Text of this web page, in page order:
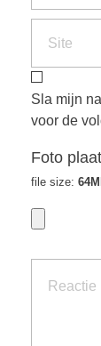
Sla mijn
voor de
Foto
file size: